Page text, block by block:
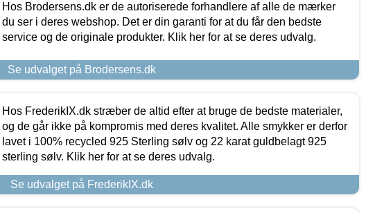
Hos Brodersens.dk er de autoriserede forhandlere af alle de mærker
du ser i deres webshop. Det er din garanti for at du får den bedste
service og de originale produkter. Klik her for at se deres udvalg.
Se udvalget på Brodersens.dk
Hos FrederikIX.dk stræber de altid efter at bruge de bedste materialer,
og de går ikke på kompromis med deres kvalitet. Alle smykker er derfor
lavet i 100% recycled 925 Sterling sølv og 22 karat guldbelagt 925
sterling sølv. Klik her for at se deres udvalg.
Se udvalget på FrederikIX.dk